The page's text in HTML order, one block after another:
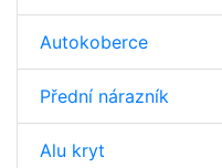
Autokoberce
Přední nárazník
Alu kryt